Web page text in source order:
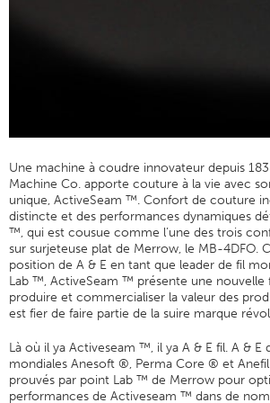
Sciences Fil
Ateliers
Logic Fil
Glossaire
Consommation Fil
ANECALC
Bulletins Techniques
Général
Textiles Tech
Une machine à coudre innovateur depuis
Machine Co. apporte couture à la vie avec
unique, ActiveSeam ™. Confort de couture
distincte et des performances dynamiques
™, qui est cousue comme l’une des trois
sur surjeteuse plat de Merrow, le MB-4DFO.
position de A & E en tant que leader de fil
Lab ™, ActiveSeam ™ présente une nouvelle
produire et commercialiser la valeur des
est fier de faire partie de la suire marque
Là où il ya Activeseam ™, il ya A & E fil. A & E
mondiales Anesoft ®, Perma Core ® et
prouvés par point Lab ™ de Merrow pour
performances de Activeseam ™ dans de